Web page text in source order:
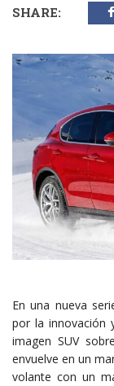
SHARE:
En una nueva
por la innovación
imagen SUV
envuelve en un
volante con un